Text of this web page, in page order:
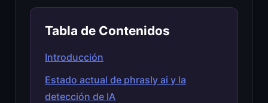
Tabla de Contenidos
Introducción
Estado actual de phrasly ai y la
detección de IA